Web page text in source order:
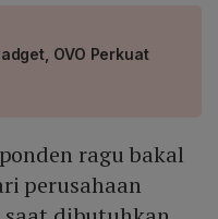
OVO Perkuat
ragu bakal
perusahaan